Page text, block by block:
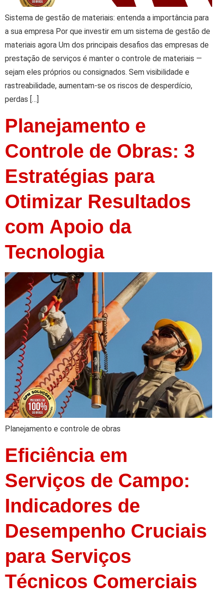
Sistema de gestão de materiais: entenda a importância para
a sua empresa Por que investir em um sistema de gestão de
materiais agora Um dos principais desafios das empresas de
prestação de serviços é manter o controle de materiais —
sejam eles próprios ou consignados. Sem visibilidade e
rastreabilidade, aumentam-se os riscos de desperdício,
perdas […]
Planejamento e
Controle de Obras: 3
Estratégias para
Otimizar Resultados
com Apoio da
Tecnologia
Planejamento e controle de obras
Eficiência em
Serviços de Campo:
Indicadores de
Desempenho Cruciais
para Serviços
Técnicos Comerciais